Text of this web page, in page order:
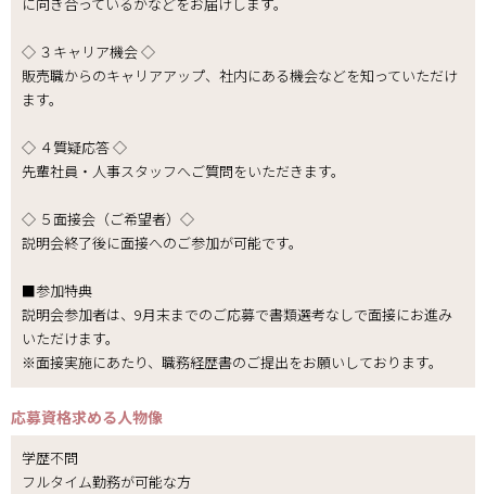
◇ ３キャリア機会 ◇
販売職からのキャリアアップ、社内にある機会などを知っていただけ
ます。
◇ ４質疑応答 ◇
先輩社員・人事スタッフへご質問をいただきます。
◇ ５面接会（ご希望者）◇
説明会終了後に面接へのご参加が可能です。
■参加特典
説明会参加者は、9月末までのご応募で書類選考なしで面接にお進み
いただけます。
※面接実施にあたり、職務経歴書のご提出をお願いしております。
応募資格求める人物像
学歴不問
フルタイム勤務が可能な方